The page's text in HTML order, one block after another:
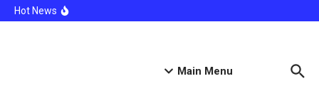
Μετάβαση στο περιεχόμενο
Hot News
δολοφονία 78χρονου βετεράνου
Main Menu